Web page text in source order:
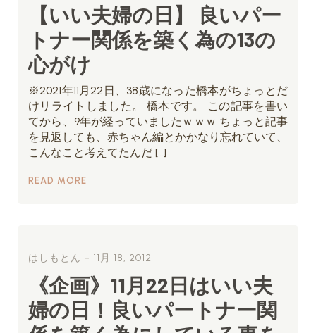
【いい夫婦の日】 良いパー
トナー関係を築く為の13の
心がけ
※2021年11月22日、38歳になった橋本がちょっとだ
けリライトしました。 橋本です。 この記事を書い
てから、9年が経っていましたｗｗｗ ちょっと記事
を見返しても、赤ちゃん編とかかなり忘れていて、
こんなこと考えてたんだ […]
READ MORE
はしもとん - 11月 18, 2012
《企画》11月22日はいい夫
婦の日！良いパートナー関